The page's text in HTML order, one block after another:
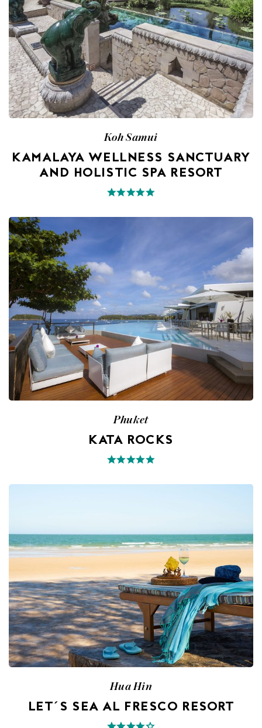
Koh Samui
KAMALAYA WELLNESS SANCTUARY
AND HOLISTIC SPA RESORT
Phuket
KATA ROCKS
Hua Hin
LET´S SEA AL FRESCO RESORT